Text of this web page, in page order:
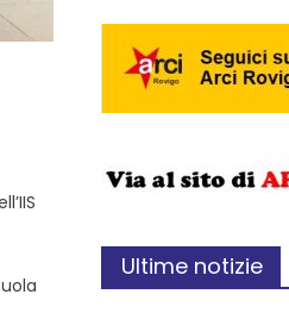
Ultime notizie